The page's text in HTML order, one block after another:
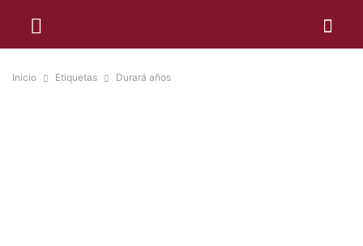
Inicio Etiquetas Durará años